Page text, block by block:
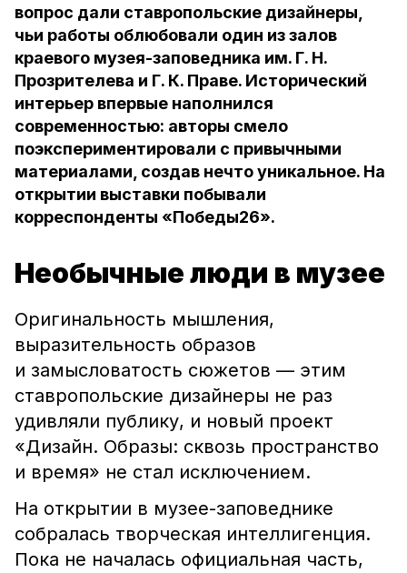
вопрос дали ставропольские дизайнеры,
чьи работы облюбовали один из залов
краевого музея-заповедника им. Г. Н.
Прозрителева и Г. К. Праве. Исторический
интерьер впервые наполнился
современностью: авторы смело
поэкспериментировали с привычными
материалами, создав нечто уникальное. На
открытии выставки побывали
корреспонденты «Победы26».
Необычные люди в музее
Оригинальность мышления,
выразительность образов
и замысловатость сюжетов — этим
ставропольские дизайнеры не раз
удивляли публику, и новый проект
«Дизайн. Образы: сквозь пространство
и время» не стал исключением.
На открытии в музее-заповеднике
собралась творческая интеллигенция.
Пока не началась официальная часть,